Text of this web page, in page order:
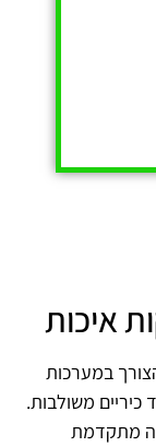
איכות
במערכות
כיריים משולבות.
מתקדמת